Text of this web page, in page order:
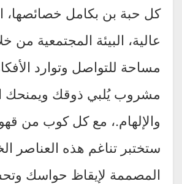
كل حبة بن بكامل خصائصها،
عالية، البيئة المجتمعية من
مساحة للتواصل وتوارد
مشروب يُلبي ذوقك ويمنحك
والإلهام.، مع كل كوب من
ستختبر تناغم هذه العناصر
المصممة لإيقاظ حواسك